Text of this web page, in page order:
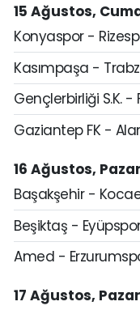
15 Ağustos,
Konyaspor -
Kasımpaşa -
Gençlerbirliği S.K.
Gaziantep FK -
16 Ağustos, Pazar
Başakşehir -
Beşiktaş -
Amed -
17 Ağustos,